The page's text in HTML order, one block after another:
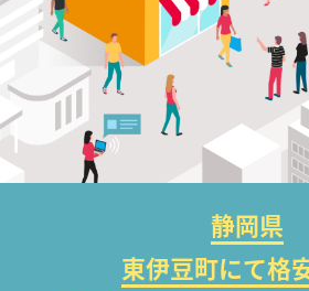
静岡県
東伊豆町にて格